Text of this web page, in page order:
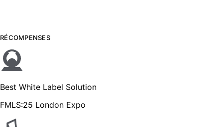
RÉCOMPENSES
Best White Label Solution
FMLS:25 London Expo